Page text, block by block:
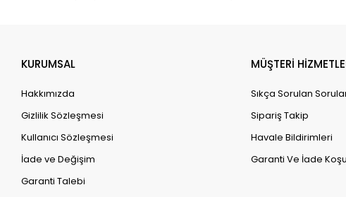
KURUMSAL
Hakkımızda
Gizlilik Sözleşmesi
Kullanıcı Sözleşmesi
İade ve Değişim
Garanti Talebi
MÜŞTERİ
Sıkça Sorulan
Sipariş Takip
Havale Bildirimleri
Garanti Ve İade